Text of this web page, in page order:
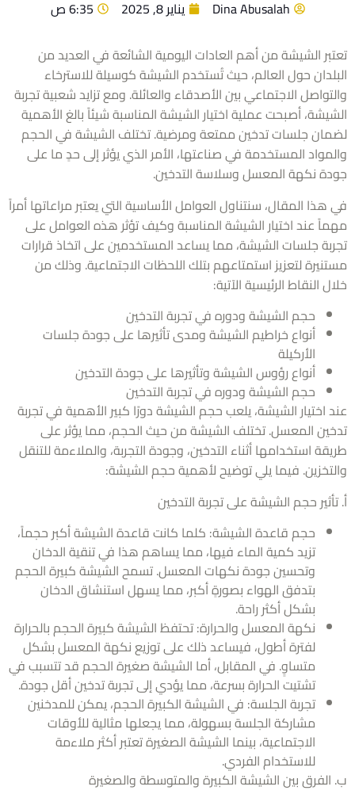
Dina Abusalah يناير 8, 2025
6:35 ص
الشيشة من أهم العادات اليومية الشائعة في العديد من
حول العالم، حيث تُستخدم الشيشة كوسيلة للاسترخاء
الاجتماعي بين الأصدقاء والعائلة. ومع تزايد شعبية تجربة
أصبحت عملية اختيار الشيشة المناسبة شيئاً بالغ الأهمية
جلسات تدخين ممتعة ومرضية. تختلف الشيشة في الحجم
المستخدمة في صناعتها، الأمر الذي يؤثر إلى حدٍ ما على
نكهة المعسل وسلاسة التدخين.
المقال، سنتناول العوامل الأساسية التي يعتبر مراعاتها أمراً
عند اختيار الشيشة المناسبة وكيف تؤثر هذه العوامل على
جلسات الشيشة، مما يساعد المستخدمين على اتخاذ قرارات
لتعزيز استمتاعهم بتلك اللحظات الاجتماعية. وذلك من
النقاط الرئيسية الآتية:
حجم الشيشة ودوره في تجربة التدخين
أنواع خراطيم الشيشة ومدى تأثيرها على جودة جلسات
الأركيلة
أنواع رؤوس الشيشة وتأثيرها على جودة التدخين
حجم الشيشة ودوره في تجربة التدخين
اختيار الشيشة، يلعب حجم الشيشة دورًا كبير الأهمية في تجربة
المعسل. تختلف الشيشة من حيث الحجم، مما يؤثر على
استخدامها أثناء التدخين، وجودة التجربة، والملاءمة للتنقل
فيما يلي توضيح لأهمية حجم الشيشة:
حجم الشيشة على تجربة التدخين
حجم قاعدة الشيشة: كلما كانت قاعدة الشيشة أكبر حجماً،
تزيد كمية الماء فيها، مما يساهم هذا في تنقية الدخان
وتحسين جودة نكهات المعسل. تسمح الشيشة كبيرة الحجم
بتدفق الهواء بصورةٍ أكبر، مما يسهل استنشاق الدخان
بشكل أكثر راحة.
نكهة المعسل والحرارة: تحتفظ الشيشة كبيرة الحجم بالحرارة
لفترة أطول، فيساعد ذلك على توزيع نكهة المعسل بشكل
متساوٍ. في المقابل، أما الشيشة صغيرة الحجم قد تتسبب في
تشتيت الحرارة بسرعة، مما يؤدي إلى تجربة تدخين أقل جودة.
تجربة الجلسة: في الشيشة الكبيرة الحجم، يمكن للمدخنين
مشاركة الجلسة بسهولة، مما يجعلها مثالية للأوقات
الاجتماعية، بينما الشيشة الصغيرة تعتبر أكثر ملاءمة
للاستخدام الفردي.
بين الشيشة الكبيرة والمتوسطة والصغيرة